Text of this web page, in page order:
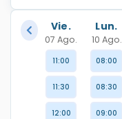
Vie.
07 Ago.
Lun.
10 Ago.
11:00
11:30
12:00
08:00
08:30
09:00